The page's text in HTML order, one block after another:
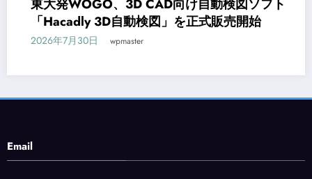
東大発WOGO、3D CAD向け自動検図ソフト
「Hacadly 3D自動検図」を正式販売開始
2026年7月30日 wpmaster
Email